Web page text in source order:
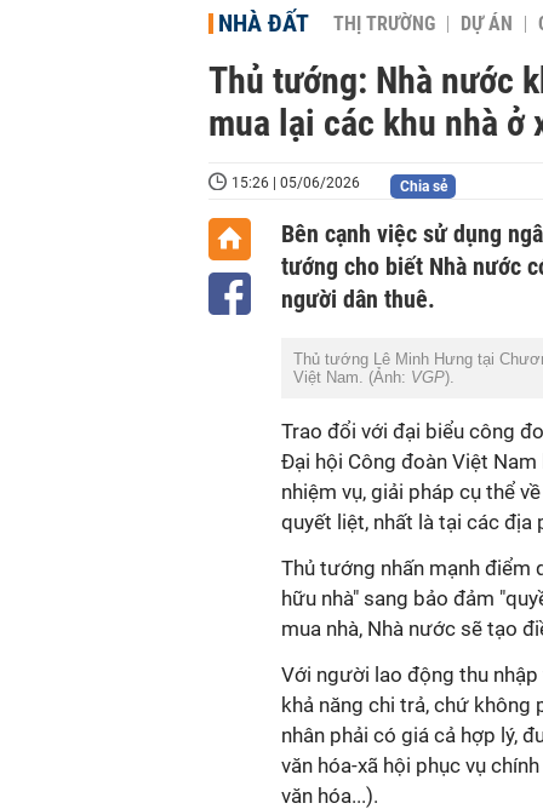
NHÀ ĐẤT THỊ TRƯỜNG DỰ ÁN
Thủ tướng: Nhà nước
mua lại các khu nhà ở
15:26 | 05/06/2026 Chia sẻ
Bên cạnh việc sử dụng
tướng cho biết Nhà nước
người dân thuê.
Thủ tướng Lê Minh Hưng tại
Việt Nam. (Ảnh: VGP).
Trao đổi với đại biểu công
Đại hội Công đoàn Việt
nhiệm vụ, giải pháp cụ thể
quyết liệt, nhất là tại các địa
Thủ tướng nhấn mạnh điểm
hữu nhà" sang bảo đảm
mua nhà, Nhà nước sẽ tạo
Với người lao động thu
khả năng chi trả, chứ không
nhân phải có giá cả hợp lý,
văn hóa-xã hội phục vụ
văn hóa...).